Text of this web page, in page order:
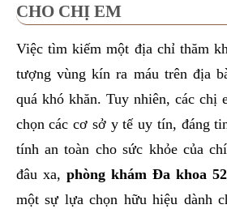
CHO CHỊ EM
Việc tìm kiếm một địa chỉ thăm
tượng vùng kín ra máu trên địa
quá khó khăn. Tuy nhiên, các chị
chọn các cơ sở y tế uy tín, đáng
tính an toàn cho sức khỏe của
đâu xa, phòng khám Đa khoa
một sự lựa chọn hữu hiệu dành